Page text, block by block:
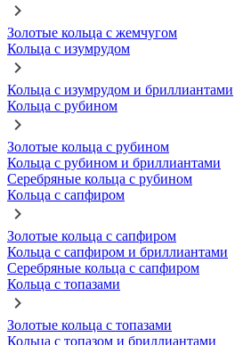
Золотые кольца с жемчугом
Кольца с изумрудом
Кольца с изумрудом и бриллиантами
Кольца с рубином
Золотые кольца с рубином
Кольца с рубином и бриллиантами
Серебряные кольца с рубином
Кольца с сапфиром
Золотые кольца с сапфиром
Кольца с сапфиром и бриллиантами
Серебряные кольца с сапфиром
Кольца с топазами
Золотые кольца с топазами
Кольца с топазом и бриллиантами